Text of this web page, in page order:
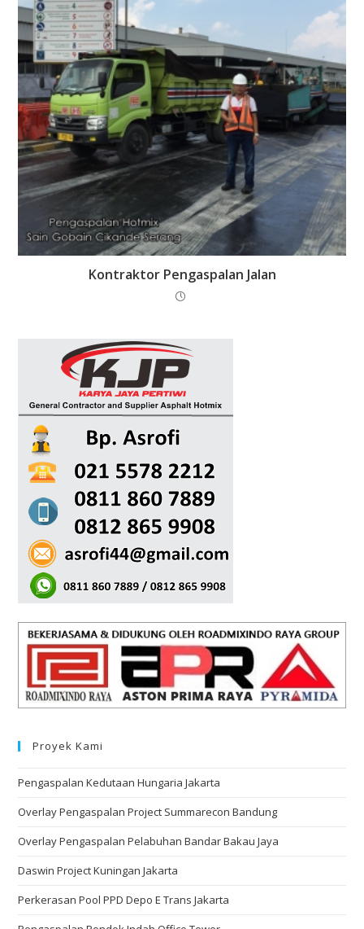
Kontraktor Pengaspalan Jalan
Proyek Kami
Pengaspalan Kedutaan Hungaria Jakarta
Overlay Pengaspalan Project Summarecon Bandung
Overlay Pengaspalan Pelabuhan Bandar Bakau Jaya
Daswin Project Kuningan Jakarta
Perkerasan Pool PPD Depo E Trans Jakarta